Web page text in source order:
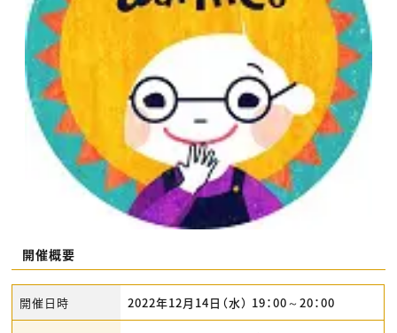
開催概要
開催日時 2022年12月14日（水） 19：00～20：00